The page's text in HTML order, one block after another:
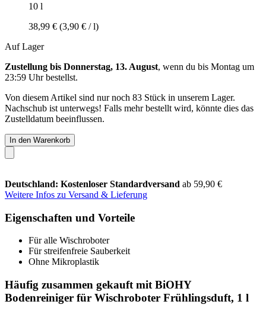
10 l
38,99 € (3,90 € / l)
Auf Lager
Zustellung bis Donnerstag, 13. August, wenn du bis Montag um
23:59 Uhrbestellst.
Von diesem Artikel sind nur noch 83 Stück in unserem Lager.
Nachschub ist unterwegs! Falls mehr bestellt wird, könnte dies das
Zustelldatum beeinflussen.
In den Warenkorb
Deutschland: Kostenloser Standardversand ab 59,90 €
Weitere Infos zu Versand & Lieferung
Eigenschaften und Vorteile
Für alle Wischroboter
Für streifenfreie Sauberkeit
Ohne Mikroplastik
Häufig zusammen gekauft mit BiOHY
Bodenreiniger für Wischroboter Frühlingsduft, 1 l